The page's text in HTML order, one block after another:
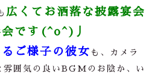
広くてお洒落な披露宴会
です(^o^)丿
ご様子の彼女 も、カメラ
雰囲気の良い BGM のお陰か、い